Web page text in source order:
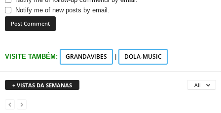
Notify me of new posts by email.
VISITE TAMBÉM: GRANDAVIBES DOLA-MUSIC
+ VISTAS DA SEMANAS All